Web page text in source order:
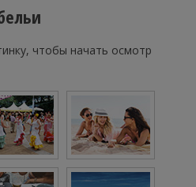
чтобы начать осмотр